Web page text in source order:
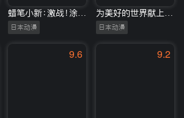
日本动漫 日本动漫
9.6 9.2